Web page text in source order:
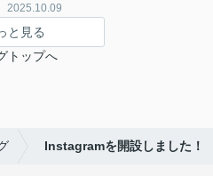
2025.10.09
と見る
トップへ
Instagramを開設しました！